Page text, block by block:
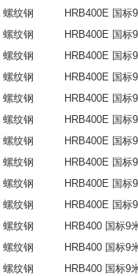
螺纹钢
HRB400E 国标
螺纹钢
HRB400E 国标
螺纹钢
HRB400E 国标
螺纹钢
HRB400E 国标
螺纹钢
HRB400E 国标
螺纹钢
HRB400E 国标
螺纹钢
HRB400E 国标
螺纹钢
HRB400E 国标
螺纹钢
HRB400E 国标
螺纹钢
HRB400E 国标
螺纹钢
HRB400 国标9
螺纹钢
HRB400 国标9
螺纹钢
HRB400 国标9